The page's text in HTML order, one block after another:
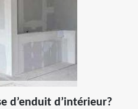
d’enduit d’intérieur?